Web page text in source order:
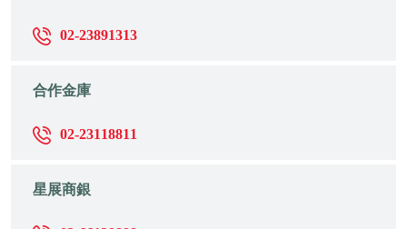
02-23891313
合作金庫
02-23118811
星展商銀